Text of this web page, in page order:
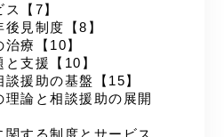
【7】
見制度【8】
療【10】
支援【10】
援助の基盤【15】
理論と相談援助の展開
する制度とサービス